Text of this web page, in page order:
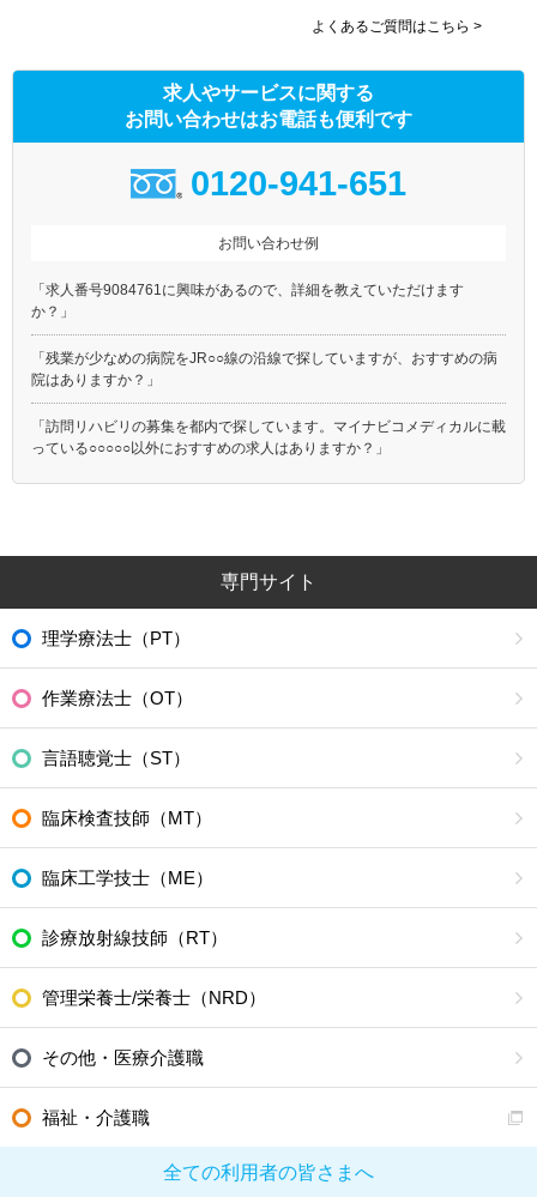
よくあるご質問はこちら >
求人やサービスに関する
お問い合わせはお電話も便利です
0120-941-651
お問い合わせ例
「求人番号9084761に興味があるので、詳細を教えていただけます
か？」
「残業が少なめの病院をJR○○線の沿線で探していますが、おすすめの病
院はありますか？」
「訪問リハビリの募集を都内で探しています。マイナビコメディカルに載
っている○○○○○以外におすすめの求人はありますか？」
専門サイト
理学療法士（PT）
作業療法士（OT）
言語聴覚士（ST）
臨床検査技師（MT）
臨床工学技士（ME）
診療放射線技師（RT）
管理栄養士/栄養士（NRD）
その他・医療介護職
福祉・介護職
全ての利用者の皆さまへ